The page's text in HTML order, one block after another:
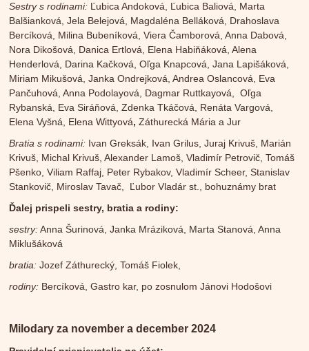
Sestry s rodinami: Ľubica Andoková, Ľubica Baliová, Marta
Balšianková, Jela Belejová, Magdaléna Belláková, Drahoslava
Bercíková, Milina Bubeníková, Viera Čamborová, Anna Dabová,
Nora Dikošová, Danica Ertlová, Elena Habiňáková, Alena
Henderlová, Darina Kačková, Oľga Knapcová, Jana Lapišáková,
Miriam Mikušová, Janka Ondrejková, Andrea Oslancová, Eva
Pančuhová, Anna Podolayová, Dagmar Ruttkayová, Oľga
Rybanská, Eva Siráňová, Zdenka Tkáčová, Renáta Vargová,
Elena Vyšná, Elena Wittyová, Záthurecká Mária a Jur
Bratia s rodinami: Ivan Greksák, Ivan Grilus, Juraj Krivuš, Marián
Krivuš, Michal Krivuš, Alexander Lamoš, Vladimír Petrovič, Tomáš
Pšenko, Viliam Raffaj, Peter Rybakov, Vladimír Scheer, Stanislav
Stankovič, Miroslav Tavač, Ľubor Vladár st., bohuznámy brat
Ďalej prispeli sestry, bratia a rodiny:
sestry:Anna Šurinová, Janka Mráziková, Marta Stanová, Anna
Miklušáková
bratia: Jozef Záthurecký, Tomáš Fiolek,
rodiny: Bercíková, Gastro kar, po zosnulom Jánovi Hodošovi
Milodary za november a december 2024